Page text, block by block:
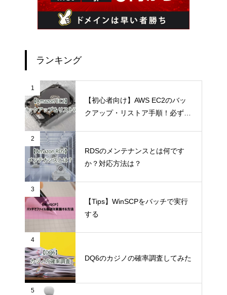
ランキング
1
【初心者向け】AWS EC2のバッ
クアップ・リストア手順！必ず一
2
RDSのメンテナンスとは何です
か？対応方法は？
3
【Tips】WinSCPをバッチで実行
する
4
DQ6のカジノの確率調査してみた
5